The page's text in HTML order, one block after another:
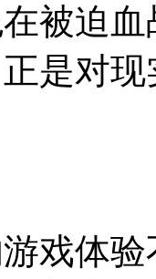
被迫
是对
戏体